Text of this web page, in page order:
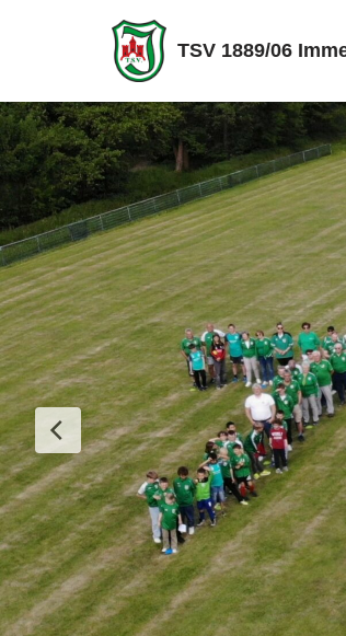
springen
TSV 1889/06